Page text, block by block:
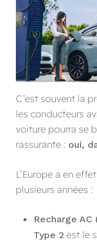
C’est souvent la
les conducteurs
voiture pourra se
rassurante : oui,
L’Europe a en
plusieurs années :
Recharge
Type 2 est le